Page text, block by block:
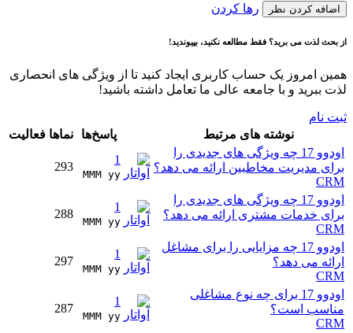
اضافه کردن نظر رها کردن
از بحث لذت می برید؟ فقط مطالعه نکنید، بپیوندید!
همین امروز یک حساب کاربری ایجاد کنید تا از ویژگی های انحصاری
لذت ببرید و با جامعه عالی ما تعامل داشته باشید!
ثبت نام
نوشته های مرتبط
پاسخ‌ها نماها فعالیت
اودوو 17 چه ویژگی های جدیدی را
برای مدیریت مخاطبین ارائه می دهد؟
CRM
1
MMM yy
293
اودوو 17 چه ویژگی های جدیدی را
برای خدمات مشتری ارائه می دهد؟
CRM
1
MMM yy
288
اودوو 17 چه مزایایی را برای مشاغل
ارائه می دهد؟
CRM
1
MMM yy
297
اودوو 17 برای چه نوع مشاغلی
مناسب است؟
CRM
1
MMM yy
287